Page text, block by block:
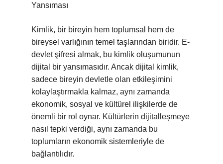
Yansıması
Kimlik, bir bireyin hem toplumsal hem de
bireysel varlığının temel taşlarından biridir. E-
devlet şifresi almak, bu kimlik oluşumunun
dijital bir yansımasıdır. Ancak dijital kimlik,
sadece bireyin devletle olan etkileşimini
kolaylaştırmakla kalmaz, aynı zamanda
ekonomik, sosyal ve kültürel ilişkilerde de
önemli bir rol oynar. Kültürlerin dijitalleşmeye
nasıl tepki verdiği, aynı zamanda bu
toplumların ekonomik sistemleriyle de
bağlantılıdır.